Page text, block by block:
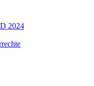
2024